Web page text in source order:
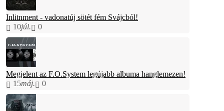
Inlitnment - vadonatúj sötét fém Svájcból!
10júl. 0
Megjelent az F.O.System legújabb albuma hanglemezen!
15máj. 0